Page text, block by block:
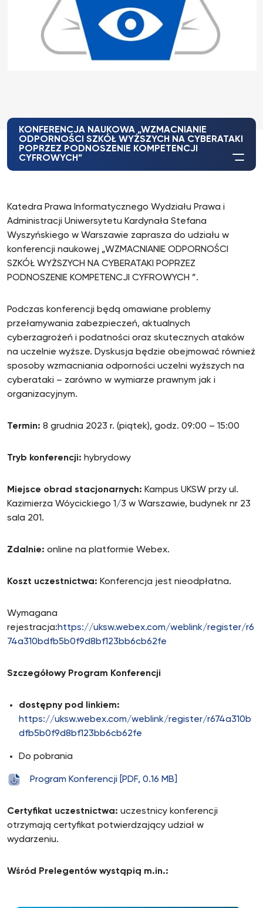
KONFERENCJA NAUKOWA „WZMACNIANIE
ODPORNOŚCI SZKÓŁ WYŻSZYCH NA CYBERATAKI
POPRZEZ PODNOSZENIE KOMPETENCJI
CYFROWYCH”
Katedra Prawa Informatycznego Wydziału Prawa i
Administracji Uniwersytetu Kardynała Stefana
Wyszyńskiego w Warszawie zaprasza do udziału w
konferencji naukowej „WZMACNIANIE ODPORNOŚCI
SZKÓŁ WYŻSZYCH NA CYBERATAKI POPRZEZ
PODNOSZENIE KOMPETENCJI CYFROWYCH ”.
Podczas konferencji będą omawiane problemy
przełamywania zabezpieczeń, aktualnych
cyberzagrożeń i podatności oraz skutecznych ataków
na uczelnie wyższe. Dyskusja będzie obejmować również
sposoby wzmacniania odporności uczelni wyższych na
cyberataki – zarówno w wymiarze prawnym jak i
organizacyjnym.
Termin: 8 grudnia 2023 r. (piątek), godz. 09:00 – 15:00
Tryb konferencji: hybrydowy
Miejsce obrad stacjonarnych: Kampus UKSW przy ul.
Kazimierza Wóycickiego 1/3 w Warszawie, budynek nr 23
sala 201.
Zdalnie: online na platformie Webex.
Koszt uczestnictwa: Konferencja jest nieodpłatna.
Wymagana
rejestracja:https://uksw.webex.com/weblink/register/r6
74a310bdfb5b0f9d8bf123bb6cb62fe
Szczegółowy Program Konferencji
dostępny pod linkiem:
https://uksw.webex.com/weblink/register/r674a310b
dfb5b0f9d8bf123bb6cb62fe
Do pobrania
Program Konferencji [PDF, 0.16 MB]
Certyfikat uczestnictwa: uczestnicy konferencji
otrzymają certyfikat potwierdzający udział w
wydarzeniu.
Wśród Prelegentów wystąpią m.in.: